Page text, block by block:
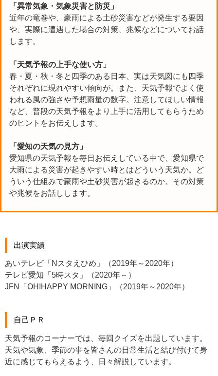
「異常気象・気象災害と防災」
近年の竜巻や、豪雨による土砂災害などが発生する要因
や、実際に遭遇した場合の対策、兆候などについてお話
します。
「天気予報の上手な使い方」
春・夏・秋・冬と四季のある日本、実は天気図にも四季
それぞれに現れやすい傾向が。また、天気予報でよく使
われる風の強さや予想雨量の数字。注意してほしい情報
など、普段の天気予報をより上手に活用してもらうため
のヒントをお伝えします。
「愛知の天気の見方」
愛知県の天気予報を毎日お伝えしている中で、愛知県で
大雨による災害が起きやすい時とはどういう天気か。ど
ういう仕組みで豪雨や土砂災害が起きるのか。その対策
や兆候をお話しします。
出演実績
あいテレビ「Nスタえひめ」（2019年～2020年）
テレビ愛知「5時スタ」（2020年～）
JFN「OH!HAPPY MORNING」（2019年～2020年）
自己ＰＲ
天気予報のコーナーでは、毎回クイズを出題しています。
天気や気象、季節の事を皆さんの日常生活と結び付けて身
近に感じてもらえるよう、日々解説しています。